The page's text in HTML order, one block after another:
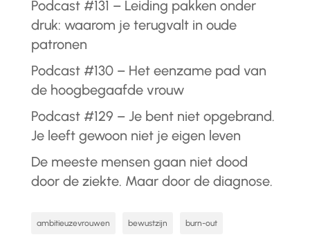
Podcast #131 – Leiding pakken onder
druk: waarom je terugvalt in oude
patronen
Podcast #130 – Het eenzame pad van
de hoogbegaafde vrouw
Podcast #129 – Je bent niet opgebrand.
Je leeft gewoon niet je eigen leven
De meeste mensen gaan niet dood
door de ziekte. Maar door de diagnose.
ambitieuzevrouwen bewustzijn burn-out